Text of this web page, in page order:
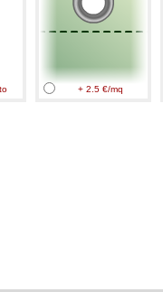
+ 2.5 €/mq